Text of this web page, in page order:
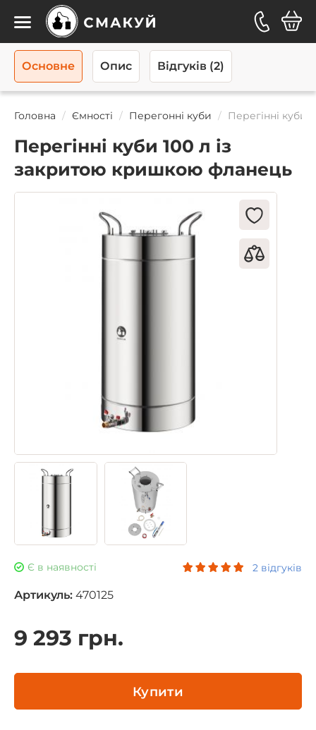
Каталог
Головна Ємності Перегонні куби Перегінні куби
Перегінні куби 100 л із
закритою кришкою фланець
Є в наявності 2 відгуків
Артикуль: 470125
9 293 грн.
Купити
Основне Опис Відгуків (2)